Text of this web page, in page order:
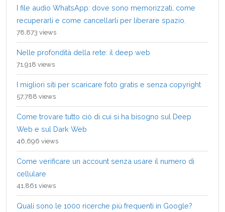
I file audio WhatsApp: dove sono memorizzati, come
recuperarli e come cancellarli per liberare spazio.
78,873 views
Nelle profondità della rete: il deep web
71,918 views
I migliori siti per scaricare foto gratis e senza copyright
57,788 views
Come trovare tutto ciò di cui si ha bisogno sul Deep
Web e sul Dark Web
46,696 views
Come verificare un account senza usare il numero di
cellulare
41,861 views
Quali sono le 1000 ricerche più frequenti in Google?